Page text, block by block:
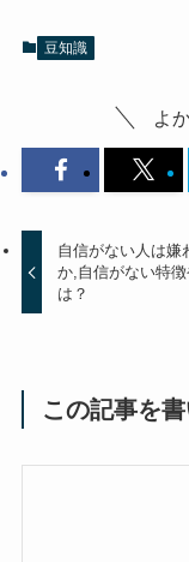
豆知識
よ
自信がない人は嫌
か,自信がない特徴
は？
この記事を